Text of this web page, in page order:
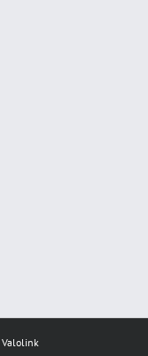
Valolink